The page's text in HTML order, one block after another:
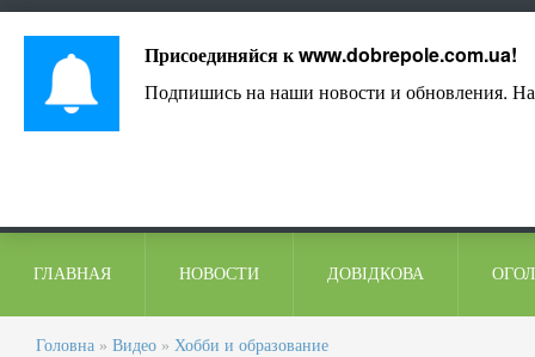
ГЛАВНАЯ НОВОСТИ ДОВІДКОВА
Головна » Видео » Хобби и образование
Присоединяйся кwww.dobrepole.com.ua!
Подпишись на наши новости и обновления.